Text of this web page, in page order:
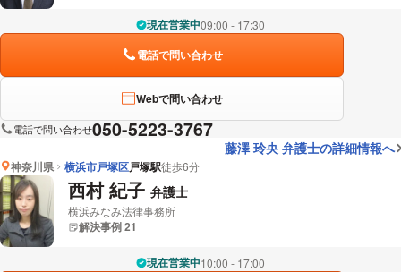
現在営業中09:00 - 17:30
電話で問い合わせ
Webで問い合わせ
電話で問い合わせ050-5223-3767
藤澤 玲央 弁護士の詳細情報へ
神奈川県 横浜市戸塚区戸塚駅徒歩6分
西村 紀子 弁護士
横浜みなみ法律事務所
解決事例 21
現在営業中10:00 - 17:00